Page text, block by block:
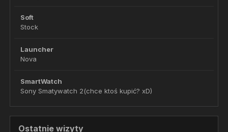
Soft
Stock
Launcher
Nova
SmartWatch
Sony Smatywatch 2(chce ktoś kupić? xD)
Ostatnie wizyty